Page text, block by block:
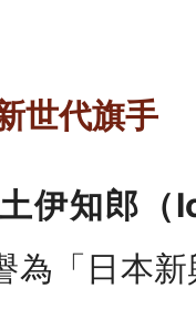
世代旗手
伊知郎（
「日本新